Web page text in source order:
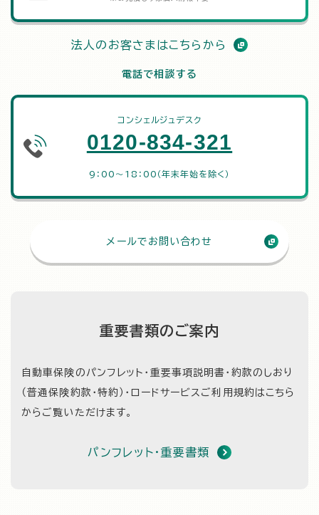
法人のお客さまはこちらから
電話で相談する
コンシェルジュデスク
0120-834-321
9：00～18：00（年末年始を除く）
メールでお問い合わせ
重要書類のご案内
自動車保険のパンフレット・重要事項説明書・約款のしおり
（普通保険約款・特約）・ ロードサービスご利用規約はこちら
からご覧いただけます。
パンフレット・重要書類